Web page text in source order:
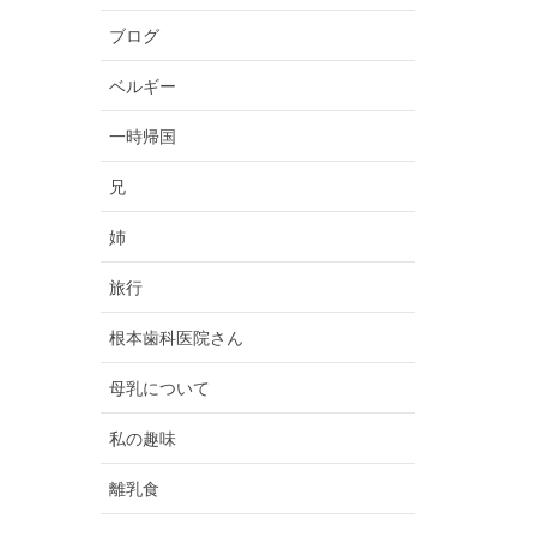
ブログ
ベルギー
一時帰国
兄
姉
旅行
根本歯科医院さん
母乳について
私の趣味
離乳食